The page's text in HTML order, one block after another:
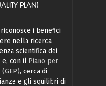
PLAN)
riconosce i benefici
nella ricerca
scientifica dei
e, con il Piano per
, cerca di
e gli squilibri di